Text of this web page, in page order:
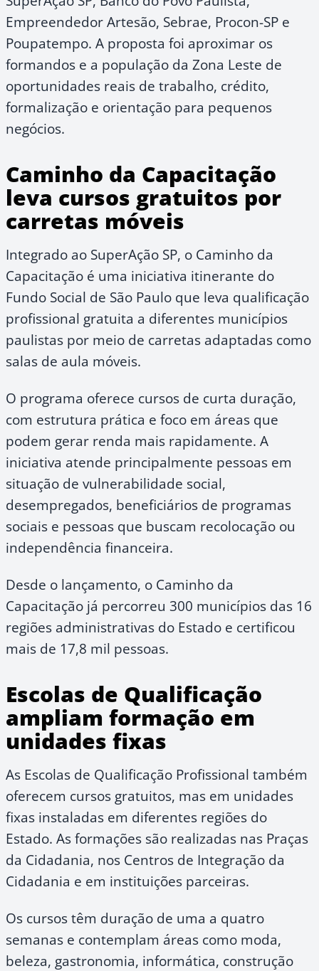
Empreendedor Artesão, Sebrae, Procon-SP e
Poupatempo. A proposta foi aproximar os
formandos e a população da Zona Leste de
oportunidades reais de trabalho, crédito,
formalização e orientação para pequenos
negócios.
Caminho da Capacitação
leva cursos gratuitos por
carretas móveis
Integrado ao SuperAção SP, o Caminho da
Capacitação é uma iniciativa itinerante do
Fundo Social de São Paulo que leva qualificação
profissional gratuita a diferentes municípios
paulistas por meio de carretas adaptadas como
salas de aula móveis.
O programa oferece cursos de curta duração,
com estrutura prática e foco em áreas que
podem gerar renda mais rapidamente. A
iniciativa atende principalmente pessoas em
situação de vulnerabilidade social,
desempregados, beneficiários de programas
sociais e pessoas que buscam recolocação ou
independência financeira.
Desde o lançamento, o Caminho da
Capacitação já percorreu 300 municípios das 16
regiões administrativas do Estado e certificou
mais de 17,8 mil pessoas.
Escolas de Qualificação
ampliam formação em
unidades fixas
As Escolas de Qualificação Profissional também
oferecem cursos gratuitos, mas em unidades
fixas instaladas em diferentes regiões do
Estado. As formações são realizadas nas Praças
da Cidadania, nos Centros de Integração da
Cidadania e em instituições parceiras.
Os cursos têm duração de uma a quatro
semanas e contemplam áreas como moda,
beleza, gastronomia, informática, construção